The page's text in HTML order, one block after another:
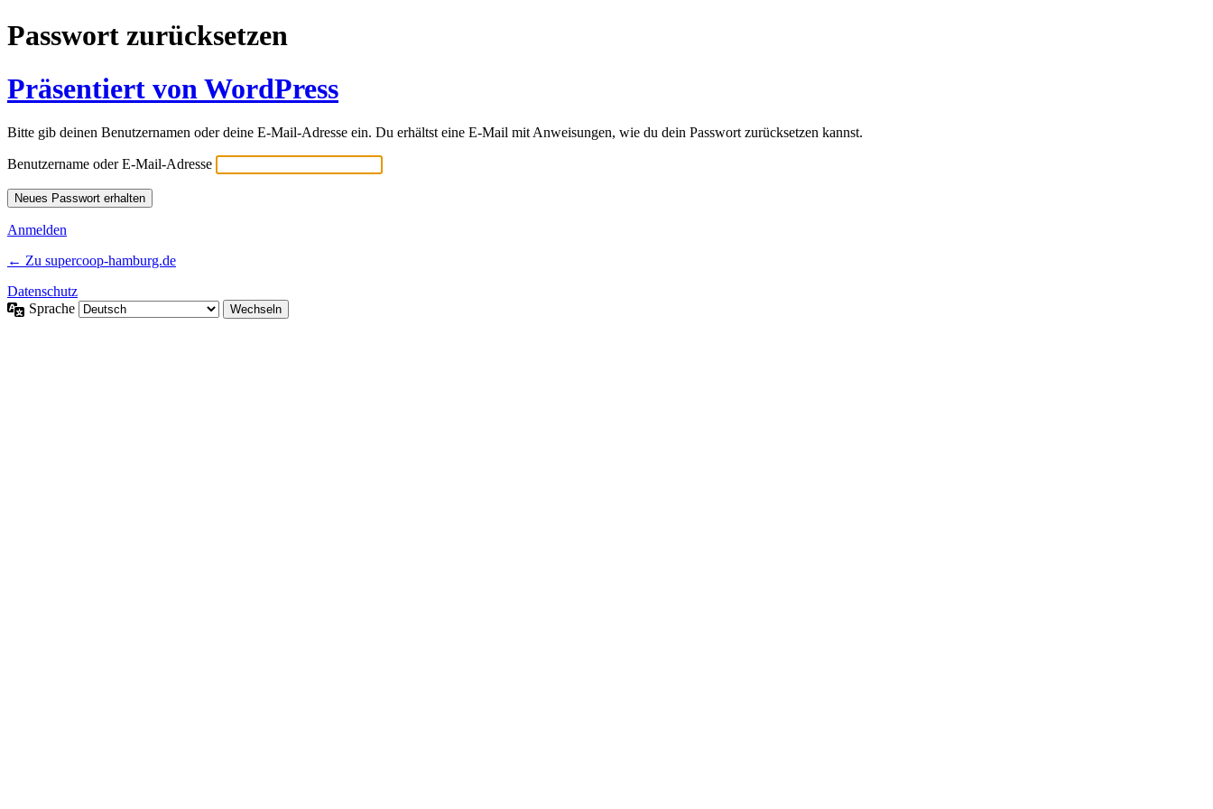
Passwort zurücksetzen
Präsentiert von WordPress
Bitte gib deinen Benutzernamen oder deine E-Mail-Adresse ein. Du erhältst eine E-Mail mit Anweisungen, wie du dein Passwort zurücksetzen kannst.
Benutzername oder E-Mail-Adresse
Anmelden
← Zu supercoop-hamburg.de
Datenschutz
Sprache